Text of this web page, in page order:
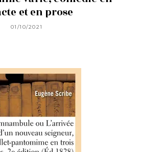
et en prose
01/10/2021